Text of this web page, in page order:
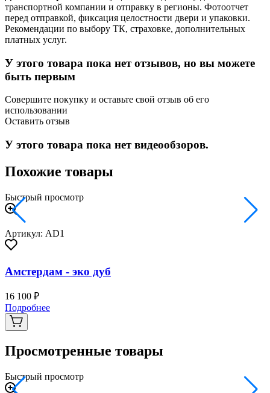
транспортной компании и отправку в регионы. Фотоотчет
перед отправкой, фиксация целостности двери и упаковки.
Рекомендации по выбору ТК, страховке, дополнительных
платных услуг.
У этого товара пока нет отзывов, но вы можете
быть первым
Совершите покупку и оставьте свой отзыв об его
использовании
Оставить отзыв
У этого товара пока нет видеообзоров.
Похожие товары
Быстрый просмотр
Артикул: AD1
Амстердам - эко дуб
16 100 ₽
Подробнее
Просмотренные товары
Быстрый просмотр